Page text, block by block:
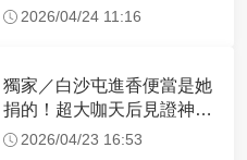
倍」 醫曝原因
2026/04/24 11:16
獨家／白沙屯進香便當是她
捐的！超大咖天后見證神
蹟 一靠近媽祖就爆哭
2026/04/23 16:53